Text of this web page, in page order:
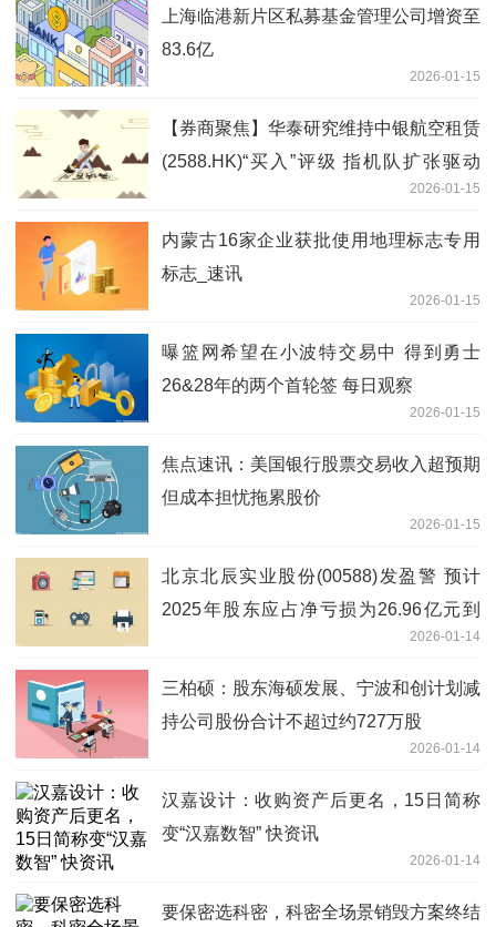
上海临港新片区私募基金管理公司增资至
83.6亿
2026-01-15
【券商聚焦】华泰研究维持中银航空租赁
(2588.HK)“买入”评级 指机队扩张驱动
2026-01-15
内蒙古16家企业获批使用地理标志专用
标志_速讯
2026-01-15
曝篮网希望在小波特交易中 得到勇士
26&28年的两个首轮签 每日观察
2026-01-15
焦点速讯：美国银行股票交易收入超预期
但成本担忧拖累股价
2026-01-15
北京北辰实业股份(00588)发盈警 预计
2025年股东应占净亏损为26.96亿元到
2026-01-14
三柏硕：股东海硕发展、宁波和创计划减
持公司股份合计不超过约727万股
2026-01-14
汉嘉设计：收购资产后更名，15日简称
变“汉嘉数智” 快资讯
2026-01-14
要保密选科密，科密全场景销毁方案终结